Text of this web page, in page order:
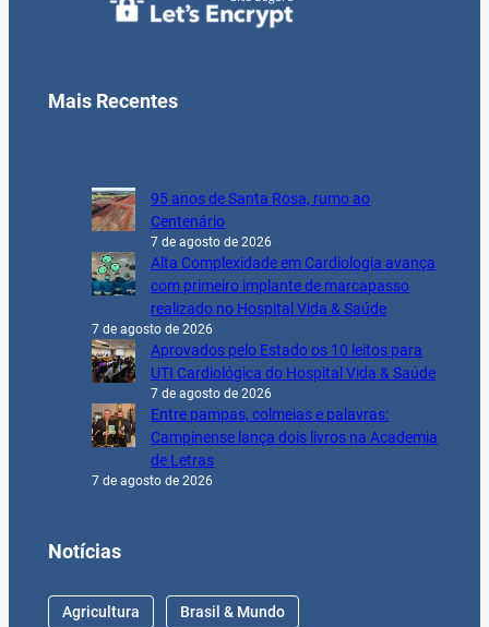
Mais Recentes
95 anos de Santa Rosa, rumo ao
Centenário
7 de agosto de 2026
Alta Complexidade em Cardiologia avança
com primeiro implante de marcapasso
realizado no Hospital Vida & Saúde
7 de agosto de 2026
Aprovados pelo Estado os 10 leitos para
UTI Cardiológica do Hospital Vida & Saúde
7 de agosto de 2026
Entre pampas, colmeias e palavras:
Campinense lança dois livros na Academia
de Letras
7 de agosto de 2026
Notícias
Agricultura Brasil & Mundo